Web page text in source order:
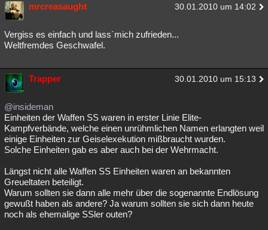
mrcreasaught 30.01.2010 um 14:02
Vergiss es einfach und lass´mich zufrieden...
Weltfremdes Geschwafel.
Trapper 30.01.2010 um 15:13
@insideman
Einheiten der Waffen SS waren in erster Linie Elite-
Kampfverbände, welche einen unrühmlichen Namen erlangten weil
einige Einheiten zur Geiselexekution mißbraucht wurden.
Solche Einheiten gab es aber auch bei der Wehrmacht.
Längst nicht alle Waffen SS Einheiten waren an bekannten
Greueltaten beteiligt.
Warum sollten sie dann alle mehr über die sogenannte Endlösung
gewußt haben als andere? Ja warum sollten sie sich dann heute
noch als ehemalige SSler outen?